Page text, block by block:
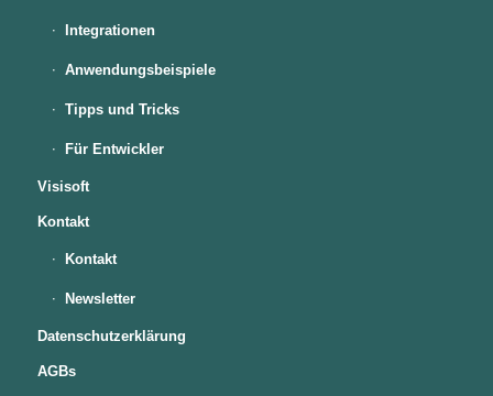
Integrationen
Anwendungsbeispiele
Tipps und Tricks
Für Entwickler
Visisoft
Kontakt
Kontakt
Newsletter
Datenschutzerklärung
AGBs